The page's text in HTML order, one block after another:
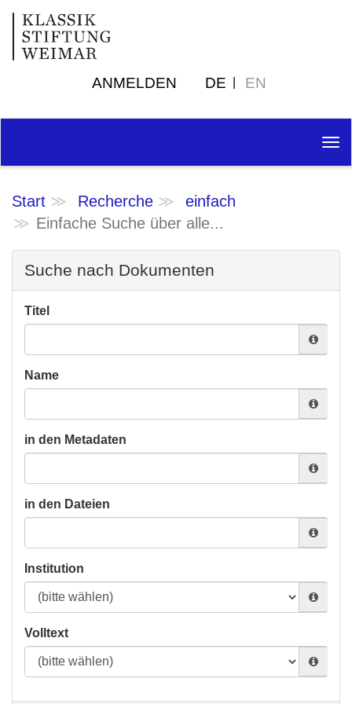
ANMELDEN DE EN
Start Recherche
einfach
Einfache Suche über alle...
Suche nach Dokumenten
Titel
Name
in den Metadaten
in den Dateien
Institution
Volltext